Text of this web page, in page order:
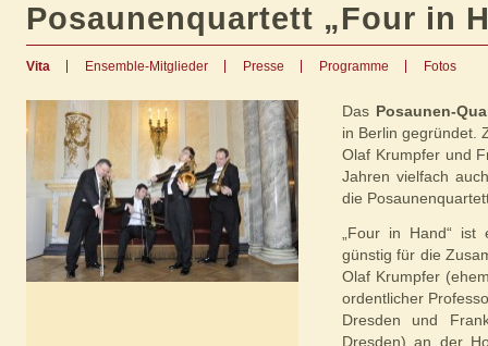
Posaunenquartett „Four in
Vita Ensemble-Mitglieder Presse Programme Fotos
Das Posaunen-
in Berlin gegründet.
Olaf Krumpfer und
Jahren vielfach
die
„Four in Hand“ ist
günstig für die
Olaf Krumpfer
ordentlicher
Dresden und
Dresden) an der